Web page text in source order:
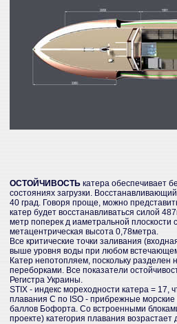
ОСТОЙЧИВОСТЬ катера обеспечивает
состояниях загрузки.
40 град. Говоря проще, можно
катер будет восстанавливаться силой
метр поперек д иаметральной плоскости
метацентрическая высота 0,78метра.
Все критические точки заливания
выше уровня воды при любом
Катер непотопляем, поскольку
переборками. Все показатели
Регистра Украины.
STIX - индекс мореходности катера = 17,
плавания С по ISO - прибрежные
баллов Бофорта. Со встроенными
проекте) категория плавания возрастает